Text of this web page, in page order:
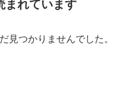
まれています
見つかりませんでした。